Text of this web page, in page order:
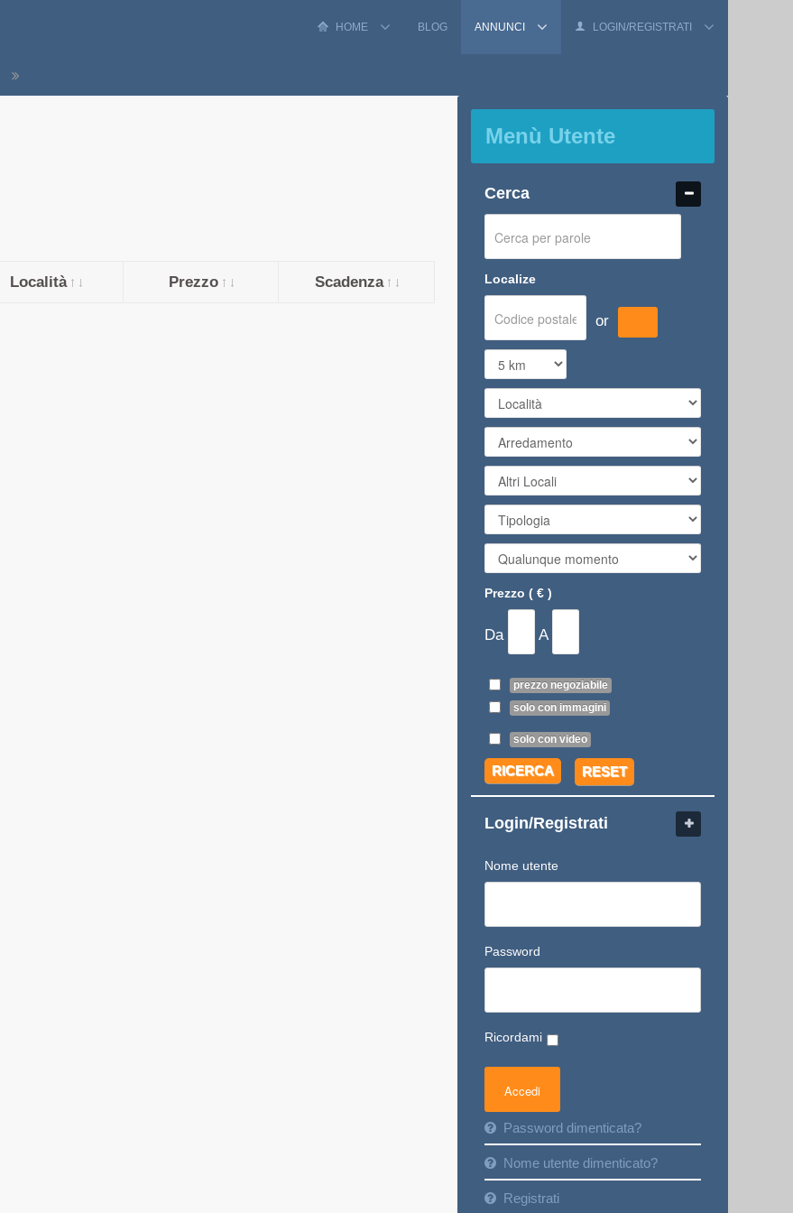
HOME BLOG ANNUNCI LOGIN/REGISTRATI
Località Prezzo Scadenza
Menù Utente
Cerca
Localize
or
Prezzo ( € )
Da A
prezzo negoziabile
solo con immagini
solo con video
RICERCA RESET
Login/Registrati
Nome utente
Password
Ricordami
Password dimenticata?
Nome utente dimenticato?
Registrati